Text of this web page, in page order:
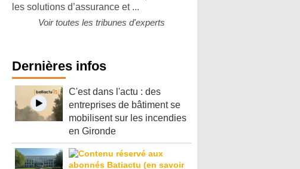
les solutions d’assurance et ...
Voir toutes les tribunes d'experts
Dernières infos
C'est dans l'actu : des
entreprises de bâtiment se
mobilisent sur les incendies
en Gironde